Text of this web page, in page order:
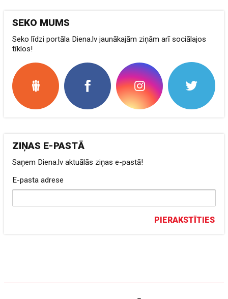
SEKO MUMS
Seko līdzi portāla Diena.lv jaunākajām ziņām arī sociālajos
tīklos!
ZIŅAS E-PASTĀ
Saņem Diena.lv aktuālās ziņas e-pastā!
E-pasta adrese
PIERAKSTĪTIES